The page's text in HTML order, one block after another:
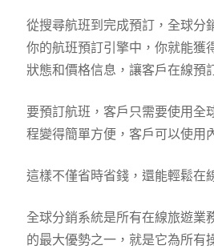
從搜尋航班到完成預訂，全球分
你的航班預訂引擎中，你就能獲
狀態和價格信息，讓客戶在線預
要預訂航班，客戶只需要使用全
程變得簡單方便，客戶可以使用
這樣不僅省時省錢，還能輕鬆在
全球分銷系統是所有在線旅遊業
的最大優勢之一，就是它為所有